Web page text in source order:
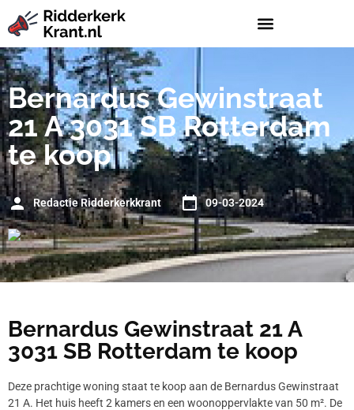
Bernardus Gewinstraat
21 A 3031 SB Rotterdam
te koop
Redactie Ridderkerkkrant 09-03-2024
Bernardus Gewinstraat 21 A
3031 SB Rotterdam te koop
Deze prachtige woning staat te koop aan de Bernardus Gewinstraat
21 A. Het huis heeft 2 kamers en een woonoppervlakte van 50 m². De